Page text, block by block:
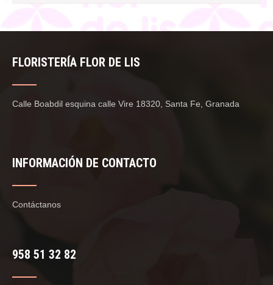
FLORISTERÍA FLOR DE LIS
Calle Boabdil esquina calle Vire 18320, Santa Fe, Granada
INFORMACIÓN DE CONTACTO
Contáctanos
958 51 32 82